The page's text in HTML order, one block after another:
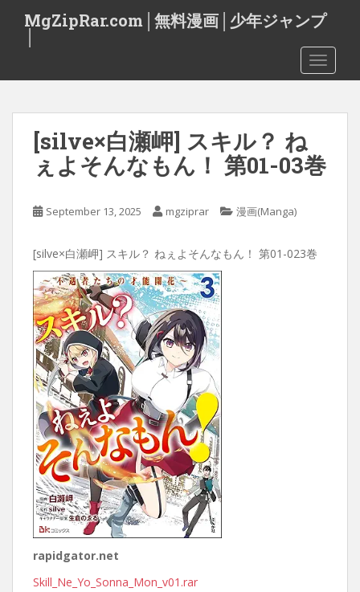
t
MgZipRar.com│無料漫画│少年ジャンプ
[silve×白瀬岬] スキル？ ね
ぇよそんなもん！ 第01-03巻
September 13, 2025 mgziprar 漫画(Manga)
[silve×白瀬岬] スキル？ ねぇよそんなもん！ 第01-023巻
rapidgator.net
Skill_Ne_Yo_Sonna_Mon_v01.rar